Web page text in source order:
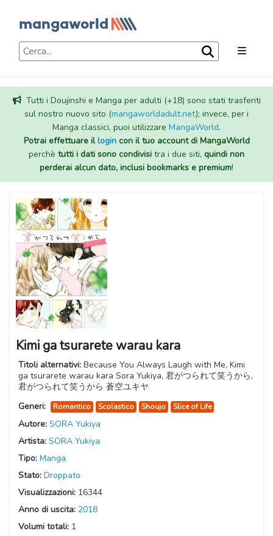
Tutti i Doujinshi e Manga per adulti (+18) sono stati trasferiti
sul nostro nuovo sito (mangaworldadult.net); invece, per i
Manga classici, puoi utilizzare MangaWorld.
Potrai effettuare illogincon il tuo account di MangaWorld
perchè tutti i dati sono condivisi tra i due siti, quindi non
perderai alcun dato, inclusi bookmarks e premium!
Kimi ga tsurarete warau kara
Titoli alternativi: Because You Always Laugh with Me, Kimi
ga tsurarete warau kara Sora Yukiya, 君がつられて笑うから,
君がつられて笑うから 蒼空ユキヤ
Generi:
Romantico Scolastico Shoujo Slice of Life
Autore: SORA Yukiya
Artista: SORA Yukiya
Tipo: Manga
Stato: Droppato
Visualizzazioni: 16344
Anno di uscita: 2018
Volumi totali: 1